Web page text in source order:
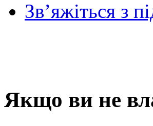
Зв’яжіться з
Якщо ви не